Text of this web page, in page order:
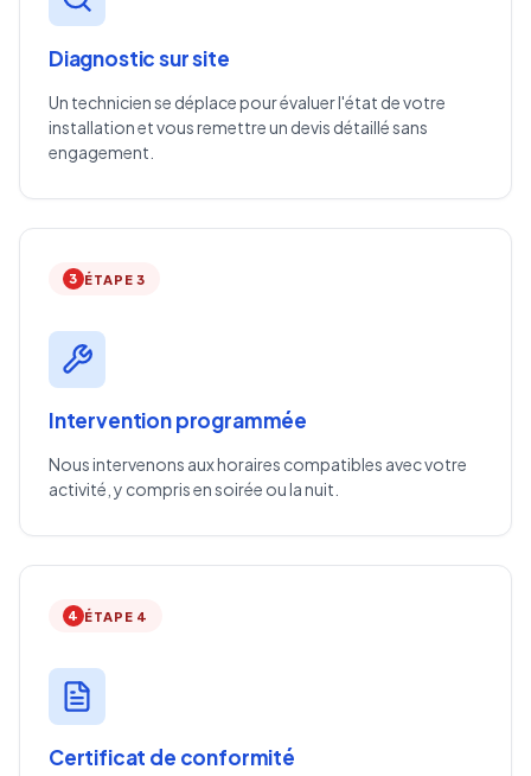
Diagnostic sur site
Un technicien se déplace pour évaluer l'état de votre
installation et vous remettre un devis détaillé sans
engagement.
3 ÉTAPE 3
Intervention programmée
Nous intervenons aux horaires compatibles avec votre
activité, y compris en soirée ou la nuit.
4 ÉTAPE 4
Certificat de conformité